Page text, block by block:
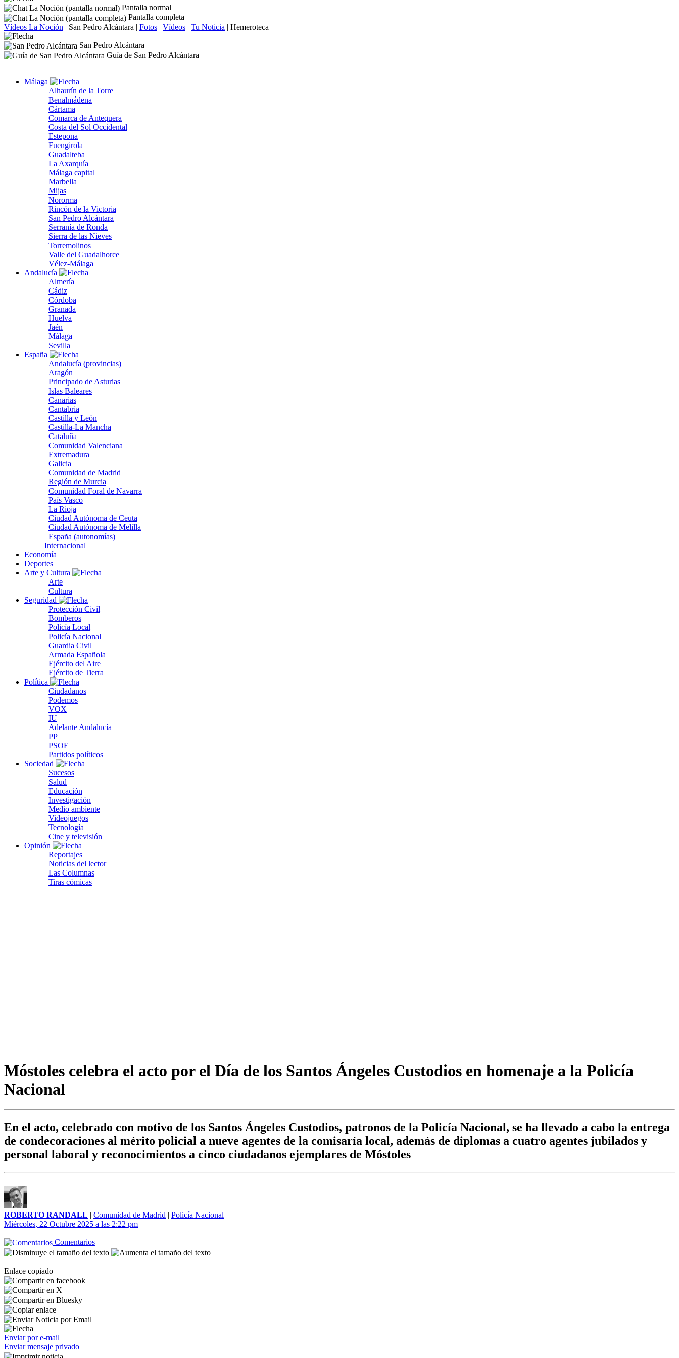
Pantalla normal
Pantalla completa
Vídeos La Noción | San Pedro Alcántara | Fotos | Vídeos | Tu Noticia | Hemeroteca
San Pedro Alcántara
Guía de San Pedro Alcántara
Málaga
Alhaurín de la Torre
Benalmádena
Cártama
Comarca de Antequera
Costa del Sol Occidental
Estepona
Fuengirola
Guadalteba
La Axarquía
Málaga capital
Marbella
Mijas
Nororma
Rincón de la Victoria
San Pedro Alcántara
Serranía de Ronda
Sierra de las Nieves
Torremolinos
Valle del Guadalhorce
Vélez-Málaga
Andalucía
Almería
Cádiz
Córdoba
Granada
Huelva
Jaén
Málaga
Sevilla
España
Andalucía (provincias)
Aragón
Principado de Asturias
Islas Baleares
Canarias
Cantabria
Castilla y León
Castilla-La Mancha
Cataluña
Comunidad Valenciana
Extremadura
Galicia
Comunidad de Madrid
Región de Murcia
Comunidad Foral de Navarra
País Vasco
La Rioja
Ciudad Autónoma de Ceuta
Ciudad Autónoma de Melilla
España (autonomías)
Internacional
Economía
Deportes
Arte y Cultura
Arte
Cultura
Seguridad
Protección Civil
Bomberos
Policía Local
Policía Nacional
Guardia Civil
Armada Española
Ejército del Aire
Ejército de Tierra
Política
Ciudadanos
Podemos
VOX
IU
Adelante Andalucía
PP
PSOE
Partidos políticos
Sociedad
Sucesos
Salud
Educación
Investigación
Medio ambiente
Videojuegos
Tecnología
Cine y televisión
Opinión
Reportajes
Noticias del lector
Las Columnas
Tiras cómicas
Móstoles celebra el acto por el Día de los Santos Ángeles Custodios en homenaje a la Policía
Nacional
En el acto, celebrado con motivo de los Santos Ángeles Custodios, patronos de la Policía Nacional, se ha llevado a cabo la entrega
de condecoraciones al mérito policial a nueve agentes de la comisaría local, además de diplomas a cuatro agentes jubilados y
personal laboral y reconocimientos a cinco ciudadanos ejemplares de Móstoles
ROBERTO RANDALL | Comunidad de Madrid | Policía Nacional
Miércoles, 22 Octubre 2025 a las 2:22 pm
Comentarios
Enlace copiado
Enviar por e-mail
Enviar mensaje privado